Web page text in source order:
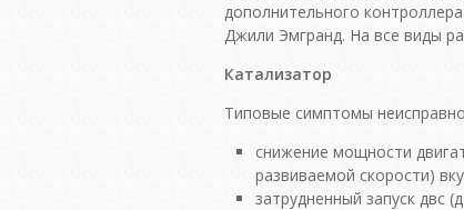
дополнительного
Джили Эмгранд. На все виды
Катализатор
Типовые симптомы
снижение мощности
развиваемой скорости)
затрудненный запуск двс